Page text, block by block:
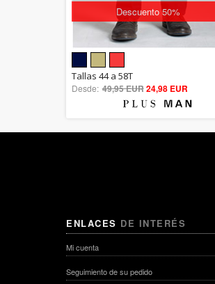
Descuento 50%
5.00
out of 5
Tallas 44 a 58T
Desde: 49,95 EUR24,98 EUR
ENLACES DE INTERÉS
Mi cuenta
Seguimiento de su pedido